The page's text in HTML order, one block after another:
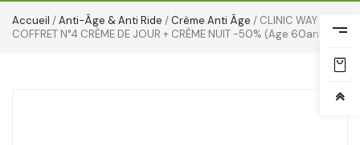
Accueil /Anti-Âge & Anti Ride /Crème Anti Âge / CLINIC WAY
COFFRET N°4 CRÈME DE JOUR + CRÈME NUIT -50% (Age 60ans+)